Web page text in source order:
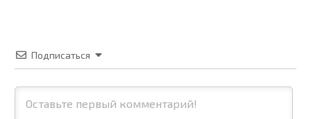
Подписаться